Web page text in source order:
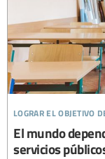
lograr el objetivo
El mundo
servicios